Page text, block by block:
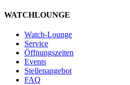
WATCHLOUNGE
Watch-Lounge
Service
Öffnungszeiten
Events
Stellenangebot
FAQ